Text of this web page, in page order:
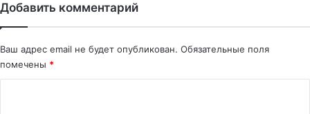
Добавить комментарий
Ваш адрес email не будет опубликован. Обязательные поля
помечены *